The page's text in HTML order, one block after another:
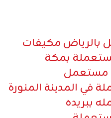
بالرياض مكيفات​
بمكة​
مستعمل​
في المدينة المنورة​
ببريده​